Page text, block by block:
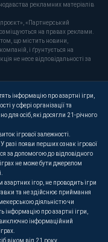
рекламних матеріалів
«Партнерський
на правах реклами.
що містить новини,
і ґрунтується на
не несе відповідальності за
інформацію про азартні ігри,
у сфері організації та
для осіб, які досягли 21-річного
ігрової залежності.
разі появи перших ознак ігрової
за допомогою до відповідного
не може бути джерелом
ігор, не проводить ігри
та не здійснює приймання
діяльністю чи
інформацію про азартні ігри,
інформаційний
віком від 21 року.